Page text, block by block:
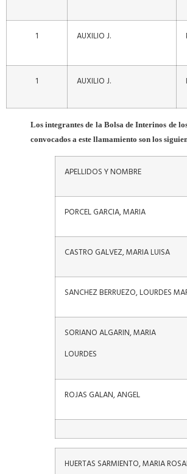
1 AUXILIO J.
1 AUXILIO J.
Los integrantes de la Bolsa de Interinos de
convocados a este llamamiento son los
APELLIDOS Y NOMBRE
PORCEL GARCIA, MARIA
CASTRO GALVEZ, MARIA LUISA
SANCHEZ BERRUEZO, LOURDES
SORIANO ALGARIN, MARIA
LOURDES
ROJAS GALAN, ANGEL
HUERTAS SARMIENTO, MARIA